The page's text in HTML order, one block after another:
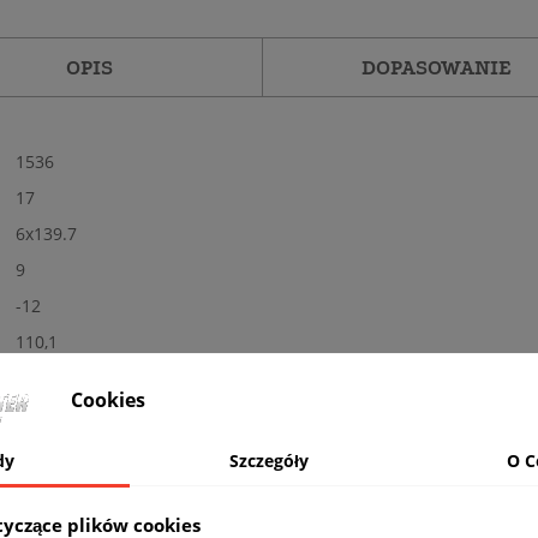
OPIS DOPASOWANIE
1536
17
6x139.7
9
-12
110,1
Nowe
BL - czarne
EXTRA LOAD (WZMOCNIONE)
Cookies
Szczegóły O
plików cookies